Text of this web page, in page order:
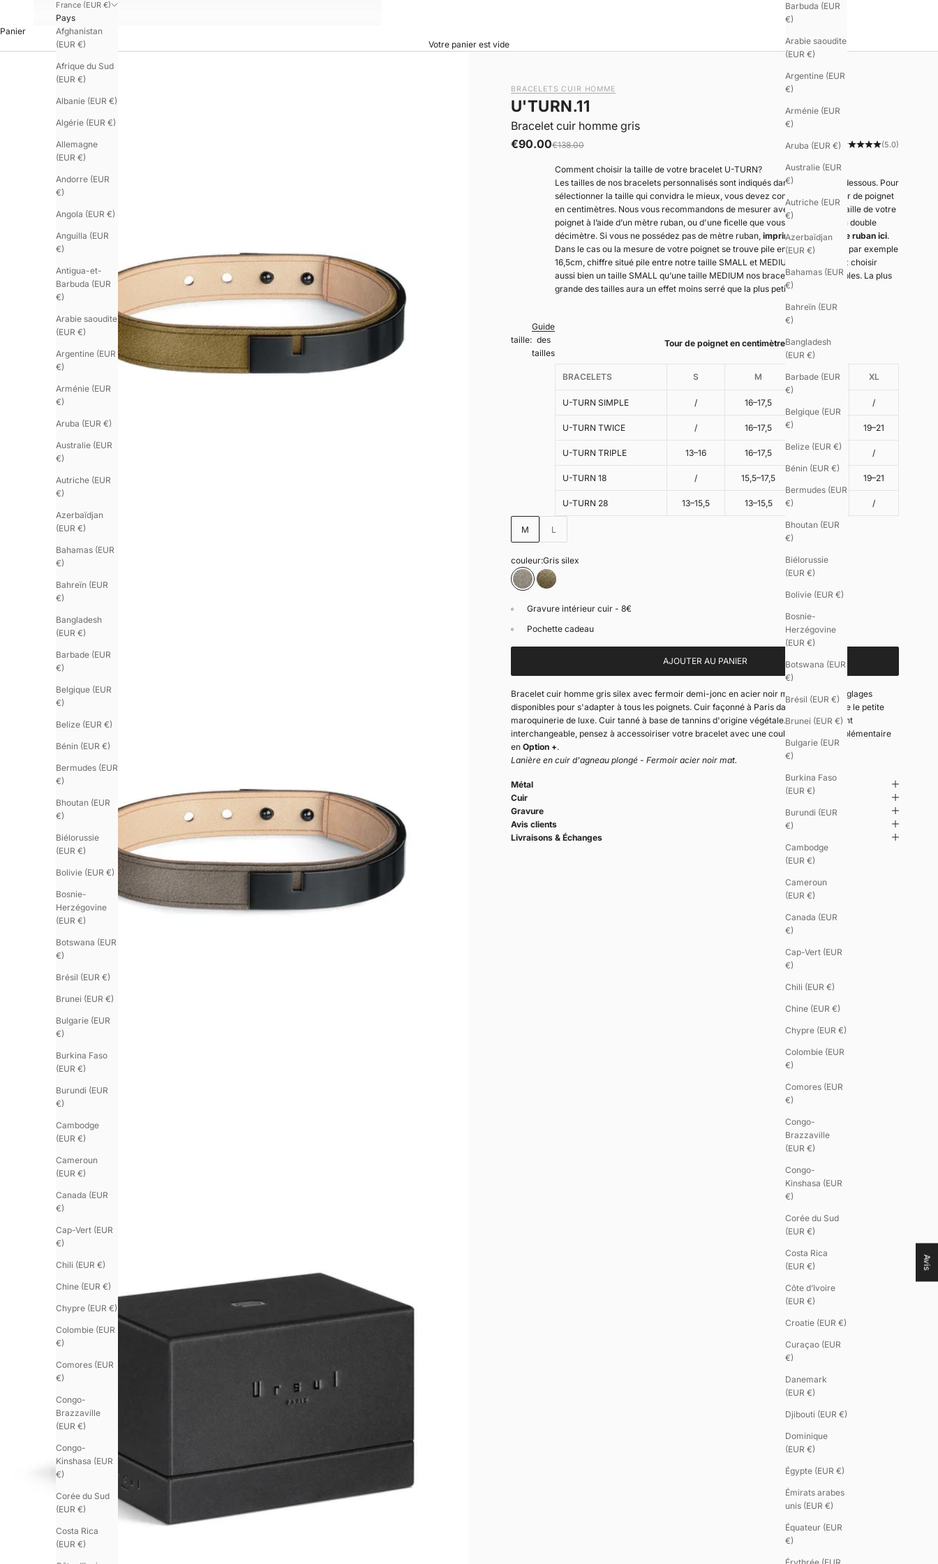
Barbuda (EUR
€)
Arabie saoudite
(EUR €)
Argentine (EUR
€)
Arménie (EUR
€)
Aruba (EUR €)
Australie (EUR
€)
Autriche (EUR
€)
Azerbaïdjan
(EUR €)
Bahamas (EUR
€)
Bahreïn (EUR
€)
Bangladesh
(EUR €)
Barbade (EUR
€)
Belgique (EUR
€)
Belize (EUR €)
Bénin (EUR €)
Bermudes (EUR
€)
Bhoutan (EUR
€)
Biélorussie
(EUR €)
Bolivie (EUR €)
Bosnie-
Herzégovine
(EUR €)
Botswana (EUR
€)
Brésil (EUR €)
Brunei (EUR €)
Bulgarie (EUR
€)
Burkina Faso
(EUR €)
Burundi (EUR
€)
Cambodge
(EUR €)
Cameroun
(EUR €)
Canada (EUR
€)
Cap-Vert (EUR
€)
Chili (EUR €)
Chine (EUR €)
Chypre (EUR €)
Colombie (EUR
€)
Comores (EUR
€)
Congo-
Brazzaville
(EUR €)
Congo-
Kinshasa (EUR
€)
Corée du Sud
(EUR €)
Costa Rica
(EUR €)
Côte d’Ivoire
(EUR €)
Croatie (EUR €)
Curaçao (EUR
€)
Danemark
(EUR €)
Djibouti (EUR €)
Dominique
(EUR €)
Égypte (EUR €)
Émirats arabes
unis (EUR €)
Équateur (EUR
€)
France (EUR €)
Pays
Afghanistan
(EUR €)
Afrique du Sud
(EUR €)
Albanie (EUR €)
Algérie (EUR €)
Allemagne
(EUR €)
Andorre (EUR
€)
Angola (EUR €)
Anguilla (EUR
€)
Antigua-et-
Barbuda (EUR
€)
Arabie saoudite
(EUR €)
Argentine (EUR
€)
Arménie (EUR
€)
Aruba (EUR €)
Australie (EUR
€)
Autriche (EUR
€)
Azerbaïdjan
(EUR €)
Bahamas (EUR
€)
Bahreïn (EUR
€)
Bangladesh
(EUR €)
Barbade (EUR
€)
Belgique (EUR
€)
Belize (EUR €)
Bénin (EUR €)
Bermudes (EUR
€)
Bhoutan (EUR
€)
Biélorussie
(EUR €)
Bolivie (EUR €)
Bosnie-
Herzégovine
(EUR €)
Botswana (EUR
€)
Brésil (EUR €)
Brunei (EUR €)
Bulgarie (EUR
€)
Burkina Faso
(EUR €)
Burundi (EUR
€)
Cambodge
(EUR €)
Cameroun
(EUR €)
Canada (EUR
€)
Cap-Vert (EUR
€)
Chili (EUR €)
Chine (EUR €)
Chypre (EUR €)
Colombie (EUR
€)
Comores (EUR
€)
Congo-
Brazzaville
(EUR €)
Congo-
Kinshasa (EUR
€)
Corée du Sud
(EUR €)
Costa Rica
(EUR €)
Panier
Votre panier est vide
BRACELETS CUIR HOMME
Bracelet cuir homme gris
|
U'TURN.11
Prix de vente
€90.00Prix normal
€138.00 (5.0)
taille:
Guide
des
tailles
Comment choisir la taille de votre bracelet U-TURN?
Les tailles de nos bracelets personnalisés sont indiqués dans le tableau ci dessous. Pour
sélectionner la taille qui convidra le mieux, vous devez connaître votre tour de poignet
en centimètres. Nous vous recommandons de mesurer avec précision la taille de votre
poignet à l’aide d’un mètre ruban, ou d'une ficelle que vous reportez sur un double
décimètre. Si vous ne possédez pas de mètre ruban, imprimez votre mètre ruban ici.
Dans le cas ou la mesure de votre poignet se trouve pile entre deux tailles, par exemple
16,5cm, chiffre situé pile entre notre taille SMALL et MEDIUM, vous pouvez choisir
aussi bien un taille SMALL qu’une taille MEDIUM nos bracelets étant réglables. La plus
grande des tailles aura un effet moins serré que la plus petite des tailles.
Tour de poignet en centimètres
BRACELETS S M L XL
U-TURN SIMPLE / 16–17,5 /
U-TURN TWICE / 16–17,5 19–21
U-TURN TRIPLE 13–16 16–17,5 / /
U-TURN 18 / 15,5–17,5 19–21
U-TURN 28 13–15,5 13–15,5 /
M L
couleur:Gris silex
Gris silex
kaki
Gravure intérieur cuir - 8€
Pochette cadeau
AJOUTER AU PANIER
Bracelet cuir homme gris silex avec fermoir demi-jonc en acier noir mat. Plusieurs réglages
disponibles pour s'adapter à tous les poignets. Cuir façonné à Paris dans la tradition de le petite
maroquinerie de luxe. Cuir tanné à base de tannins d'origine végétale. Ce modèle étant
interchangeable, pensez à accessoiriser votre bracelet avec une couleur de cuir supplémentaire
en Option +.
Lanière en cuir d'agneau plongé - Fermoir acier noir mat.
Métal
Cuir
Gravure
Avis clients
Livraisons & Échanges
Avis